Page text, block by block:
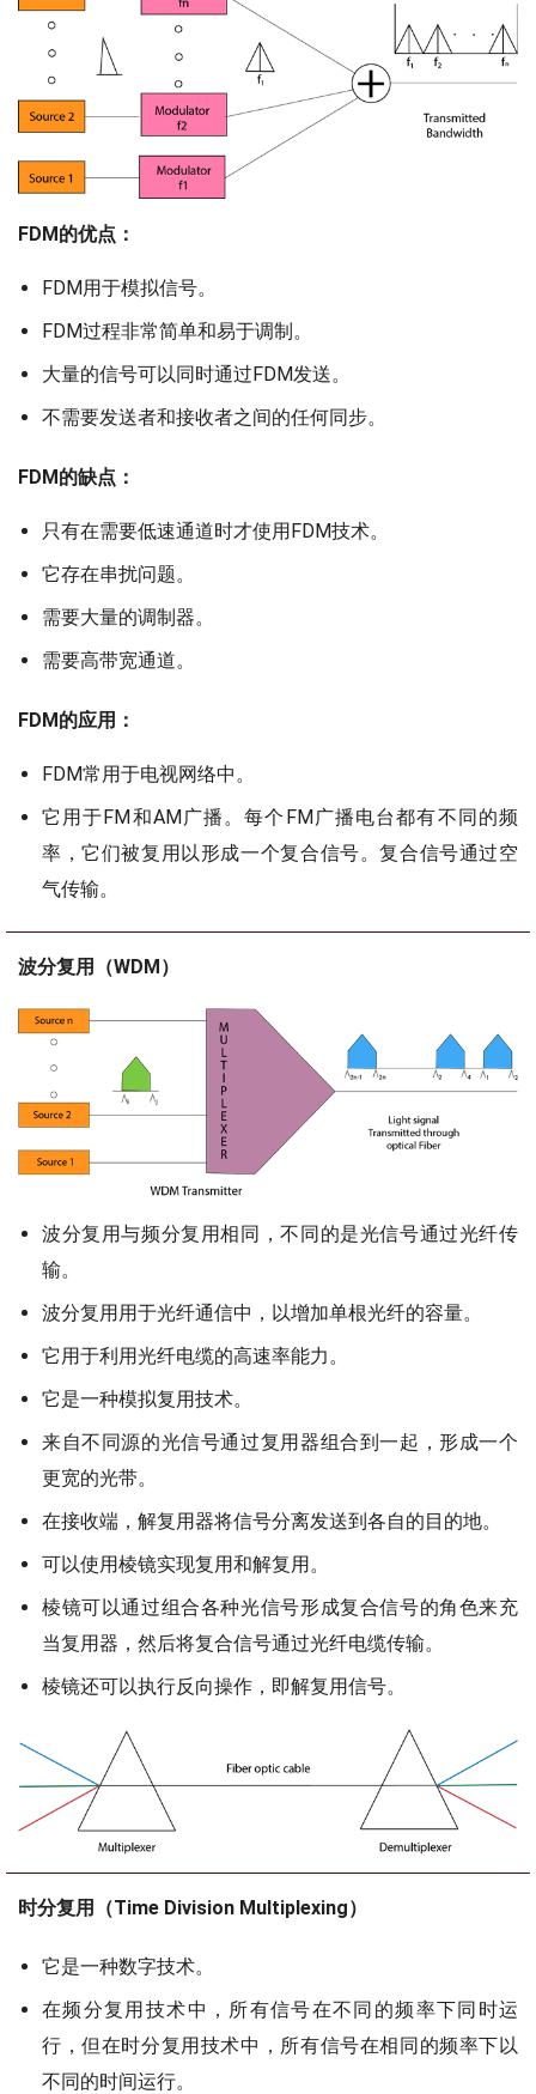
FDM的优点：
FDM用于模拟信号。
FDM过程非常简单和易于调制。
大量的信号可以同时通过FDM发送。
不需要发送者和接收者之间的任何同步。
FDM的缺点：
只有在需要低速通道时才使用FDM技术。
它存在串扰问题。
需要大量的调制器。
需要高带宽通道。
FDM的应用：
FDM常用于电视网络中。
它用于FM和AM广播。每个FM广播电台都有不同的频
率，它们被复用以形成一个复合信号。复合信号通过空
气传输。
波分复用（WDM）
波分复用与频分复用相同，不同的是光信号通过光纤传
输。
波分复用用于光纤通信中，以增加单根光纤的容量。
它用于利用光纤电缆的高速率能力。
它是一种模拟复用技术。
来自不同源的光信号通过复用器组合到一起，形成一个
更宽的光带。
在接收端，解复用器将信号分离发送到各自的目的地。
可以使用棱镜实现复用和解复用。
棱镜可以通过组合各种光信号形成复合信号的角色来充
当复用器，然后将复合信号通过光纤电缆传输。
棱镜还可以执行反向操作，即解复用信号。
时分复用（Time Division Multiplexing）
它是一种数字技术。
在频分复用技术中，所有信号在不同的频率下同时运
行，但在时分复用技术中，所有信号在相同的频率下以
不同的时间运行。